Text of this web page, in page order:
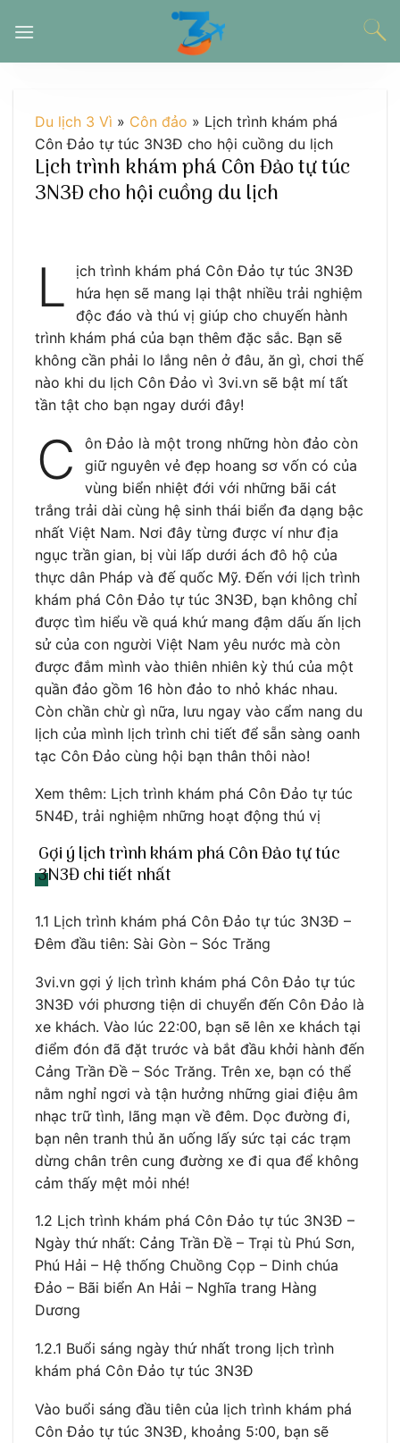
đến
Du lịch 3 Vì » Côn đảo » Lịch trình khám phá
Côn Đảo tự túc 3N3Đ cho hội cuồng du lịch
Lịch trình khám phá Côn Đảo tự túc
3N3Đ cho hội cuồng du lịch
L
ịch trình khám phá Côn Đảo tự túc 3N3Đ
hứa hẹn sẽ mang lại thật nhiều trải nghiệm
độc đáo và thú vị giúp cho chuyến hành
trình khám phá của bạn thêm đặc sắc. Bạn sẽ
không cần phải lo lắng nên ở đâu, ăn gì, chơi thế
nào khi du lịch Côn Đảo vì 3vi.vn sẽ bật mí tất
tần tật cho bạn ngay dưới đây!
C
ôn Đảo là một trong những hòn đảo còn
giữ nguyên vẻ đẹp hoang sơ vốn có của
vùng biển nhiệt đới với những bãi cát
trắng trải dài cùng hệ sinh thái biển đa dạng bậc
nhất Việt Nam. Nơi đây từng được ví như địa
ngục trần gian, bị vùi lấp dưới ách đô hộ của
thực dân Pháp và đế quốc Mỹ. Đến với lịch trình
khám phá Côn Đảo tự túc 3N3Đ, bạn không chỉ
được tìm hiểu về quá khứ mang đậm dấu ấn lịch
sử của con người Việt Nam yêu nước mà còn
được đắm mình vào thiên nhiên kỳ thú của một
quần đảo gồm 16 hòn đảo to nhỏ khác nhau.
Còn chần chừ gì nữa, lưu ngay vào cẩm nang du
lịch của mình lịch trình chi tiết để sẵn sàng oanh
tạc Côn Đảo cùng hội bạn thân thôi nào!
Xem thêm: Lịch trình khám phá Côn Đảo tự túc
5N4Đ, trải nghiệm những hoạt động thú vị
Gợi ý lịch trình khám phá Côn Đảo tự túc
3N3Đ chi tiết nhất
1.1 Lịch trình khám phá Côn Đảo tự túc 3N3Đ –
Đêm đầu tiên: Sài Gòn – Sóc Trăng
3vi.vn gợi ý lịch trình khám phá Côn Đảo tự túc
3N3Đ với phương tiện di chuyển đến Côn Đảo là
xe khách. Vào lúc 22:00, bạn sẽ lên xe khách tại
điểm đón đã đặt trước và bắt đầu khởi hành đến
Cảng Trần Đề – Sóc Trăng. Trên xe, bạn có thể
nằm nghỉ ngơi và tận hưởng những giai điệu âm
nhạc trữ tình, lãng mạn về đêm. Dọc đường đi,
bạn nên tranh thủ ăn uống lấy sức tại các trạm
dừng chân trên cung đường xe đi qua để không
cảm thấy mệt mỏi nhé!
1.2 Lịch trình khám phá Côn Đảo tự túc 3N3Đ –
Ngày thứ nhất: Cảng Trần Đề – Trại tù Phú Sơn,
Phú Hải – Hệ thống Chuồng Cọp – Dinh chúa
Đảo – Bãi biển An Hải – Nghĩa trang Hàng
Dương
1.2.1 Buổi sáng ngày thứ nhất trong lịch trình
khám phá Côn Đảo tự túc 3N3Đ
Vào buổi sáng đầu tiên của lịch trình khám phá
Côn Đảo tự túc 3N3Đ, khoảng 5:00, bạn sẽ